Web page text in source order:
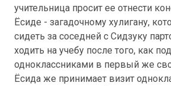
учительница просит ее отнести
Ёсиде - загадочному хулигану,
сидеть за соседней с Сидзуку
ходить на учебу после того, как
одноклассниками в первый же
Ёсида же принимает визит